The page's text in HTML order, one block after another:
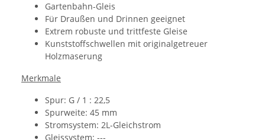
Gartenbahn-Gleis
Für Draußen und Drinnen geeignet
Extrem robuste und trittfeste Gleise
Kunststoffschwellen mit originalgetreuer
Holzmaserung
Merkmale
Spur: G / 1 : 22,5
Spurweite: 45 mm
Stromsystem: 2L-Gleichstrom
Gleissystem: ---